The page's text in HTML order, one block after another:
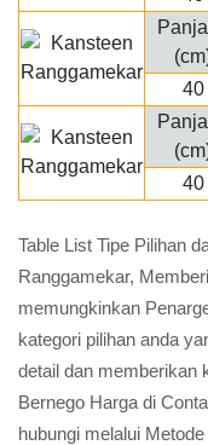
40
40
Table List Tipe Pilihan
Ranggamekar,
memungkinkan
kategori pilihan anda
detail dan memberikan
Bernego Harga di
hubungi melalui